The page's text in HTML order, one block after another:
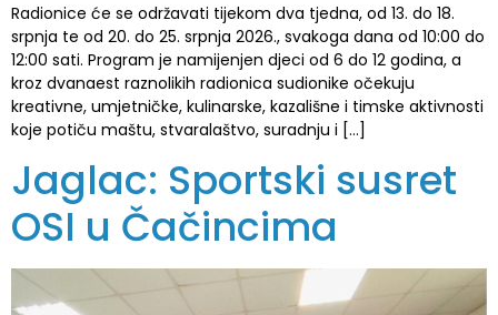
Radionice će se održavati tijekom dva tjedna, od 13. do 18.
srpnja te od 20. do 25. srpnja 2026., svakoga dana od 10:00 do
12:00 sati. Program je namijenjen djeci od 6 do 12 godina, a
kroz dvanaest raznolikih radionica sudionike očekuju
kreativne, umjetničke, kulinarske, kazališne i timske aktivnosti
koje potiču maštu, stvaralaštvo, suradnju i […]
Jaglac: Sportski susret
OSI u Čačincima